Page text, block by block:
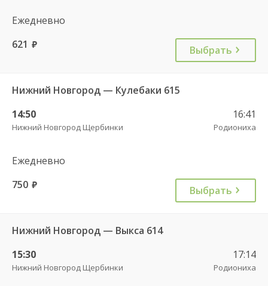
Ежедневно
621 руб. Выбрать
Нижний Новгород — Кулебаки 615
14:50
Нижний Новгород Щербинки
16:41
Родиониха
Ежедневно
750 руб. Выбрать
Нижний Новгород — Выкса 614
15:30
Нижний Новгород Щербинки
17:14
Родиониха